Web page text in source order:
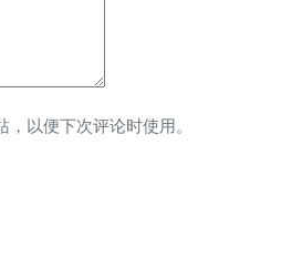
以便下次评论时使用。